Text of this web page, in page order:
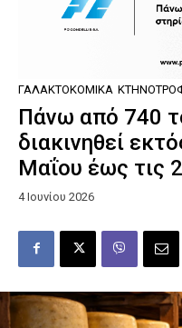
ΓΑΛΑΚΤΟΚΟΜΙΚΆ
Πάνω από 740
διακινηθεί
Μαΐου έως τις 2
4 Ιουνίου 2026